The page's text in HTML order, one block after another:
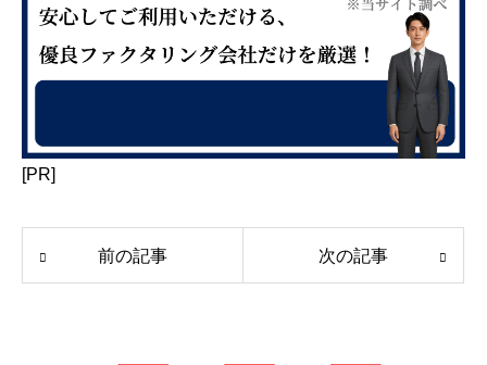
[PR]
前の記事 次の記事